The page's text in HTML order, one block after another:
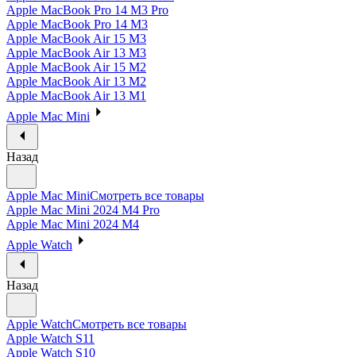
Apple MacBook Pro 14 M3 Pro
Apple MacBook Pro 14 M3
Apple MacBook Air 15 M3
Apple MacBook Air 13 M3
Apple MacBook Air 15 M2
Apple MacBook Air 13 M2
Apple MacBook Air 13 M1
Apple Mac Mini
Назад
Apple Mac MiniСмотреть все товары
Apple Mac Mini 2024 M4 Pro
Apple Mac Mini 2024 M4
Apple Watch
Назад
Apple WatchСмотреть все товары
Apple Watch S11
Apple Watch S10